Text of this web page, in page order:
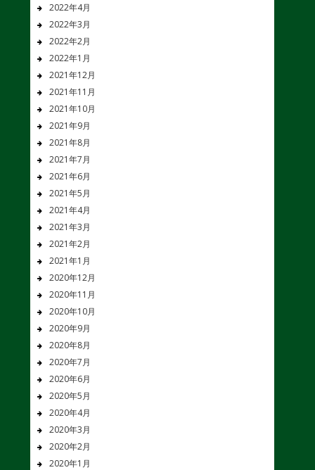
2022年4月
2022年3月
2022年2月
2022年1月
2021年12月
2021年11月
2021年10月
2021年9月
2021年8月
2021年7月
2021年6月
2021年5月
2021年4月
2021年3月
2021年2月
2021年1月
2020年12月
2020年11月
2020年10月
2020年9月
2020年8月
2020年7月
2020年6月
2020年5月
2020年4月
2020年3月
2020年2月
2020年1月